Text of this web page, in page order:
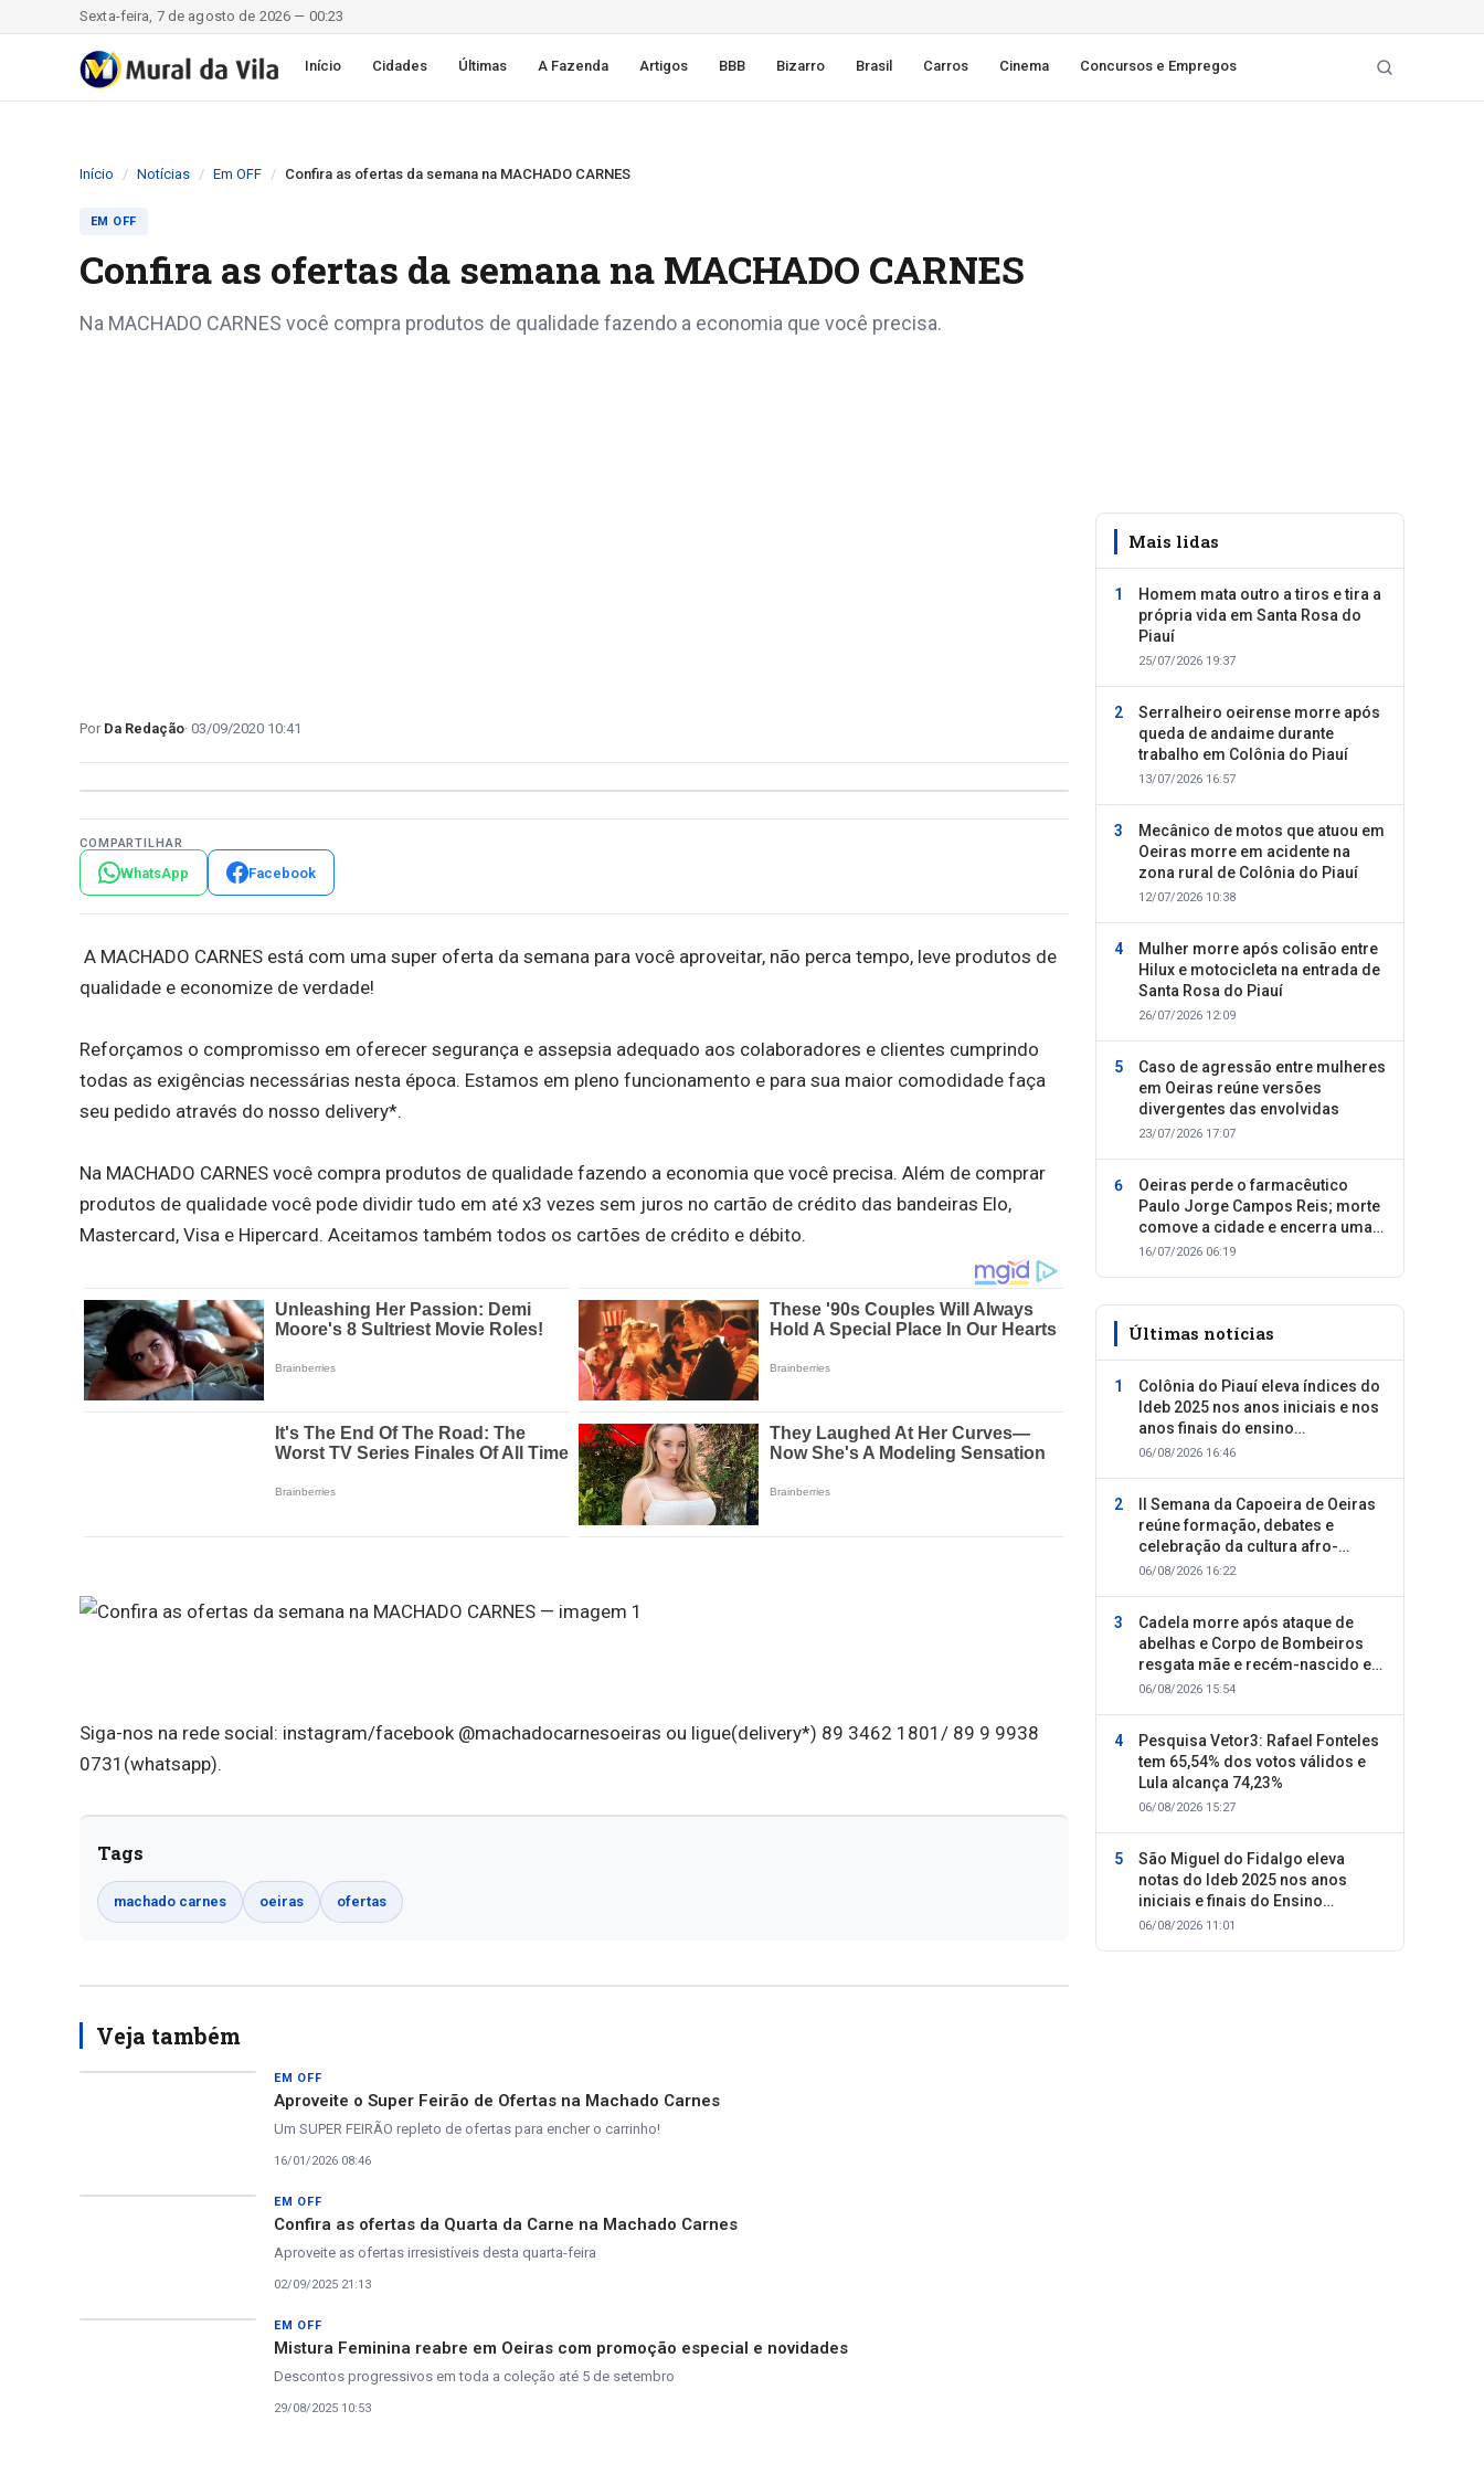
Sexta-feira, 7 de agosto de 2026 — 00:23
Início Cidades Últimas A Fazenda Artigos BBB Bizarro Brasil Carros Cinema Concursos e Empregos
Início Notícias Em OFF Confira as ofertas da semana na MACHADO CARNES
EM OFF
Confira as ofertas da semana na MACHADO CARNES
Na MACHADO CARNES você compra produtos de qualidade fazendo a economia que você precisa.
Da Redação 03/09/2020 10:41
COMPARTILHAR
WhatsApp Facebook
A MACHADO CARNES está com uma super oferta da semana para você aproveitar, não perca tempo, leve produtos de
qualidade e economize de verdade!
Reforçamos o compromisso em oferecer segurança e assepsia adequado aos colaboradores e clientes cumprindo
todas as exigências necessárias nesta época. Estamos em pleno funcionamento e para sua maior comodidade faça
seu pedido através do nosso delivery*.
Na MACHADO CARNES você compra produtos de qualidade fazendo a economia que você precisa. Além de comprar
produtos de qualidade você pode dividir tudo em até x3 vezes sem juros no cartão de crédito das bandeiras Elo,
Mastercard, Visa e Hipercard. Aceitamos também todos os cartões de crédito e débito.
Siga-nos na rede social: instagram/facebook @machadocarnesoeiras ou ligue(delivery*) 89 3462 1801/ 89 9 9938
0731(whatsapp).
Tags
machado carnes oeiras ofertas
Veja também
EM OFF
Aproveite o Super Feirão de Ofertas na Machado Carnes
Um SUPER FEIRÃO repleto de ofertas para encher o carrinho!
16/01/2026 08:46
EM OFF
Confira as ofertas da Quarta da Carne na Machado Carnes
Aproveite as ofertas irresistíveis desta quarta-feira
02/09/2025 21:13
EM OFF
Mistura Feminina reabre em Oeiras com promoção especial e novidades
Descontos progressivos em toda a coleção até 5 de setembro
29/08/2025 10:53
Mais lidas
Homem mata outro a tiros e tira a
própria vida em Santa Rosa do
Piauí
25/07/2026 19:37
Serralheiro oeirense morre após
queda de andaime durante
trabalho em Colônia do Piauí
13/07/2026 16:57
Mecânico de motos que atuou em
Oeiras morre em acidente na
zona rural de Colônia do Piauí
12/07/2026 10:38
Mulher morre após colisão entre
Hilux e motocicleta na entrada de
Santa Rosa do Piauí
26/07/2026 12:09
Caso de agressão entre mulheres
em Oeiras reúne versões
divergentes das envolvidas
23/07/2026 17:07
Oeiras perde o farmacêutico
Paulo Jorge Campos Reis; morte
comove a cidade e encerra uma
trajetória dedicada ao cuidado
16/07/2026 06:19
Últimas notícias
Colônia do Piauí eleva índices do
Ideb 2025 nos anos iniciais e nos
anos finais do ensino
fundamental
06/08/2026 16:46
II Semana da Capoeira de Oeiras
reúne formação, debates e
celebração da cultura afro-
brasileira
06/08/2026 16:22
Cadela morre após ataque de
abelhas e Corpo de Bombeiros
resgata mãe e recém-nascido em
Oeiras
06/08/2026 15:54
Pesquisa Vetor3: Rafael Fonteles
tem 65,54% dos votos válidos e
Lula alcança 74,23%
06/08/2026 15:27
São Miguel do Fidalgo eleva
notas do Ideb 2025 nos anos
iniciais e finais do Ensino
Fundamental
06/08/2026 11:01